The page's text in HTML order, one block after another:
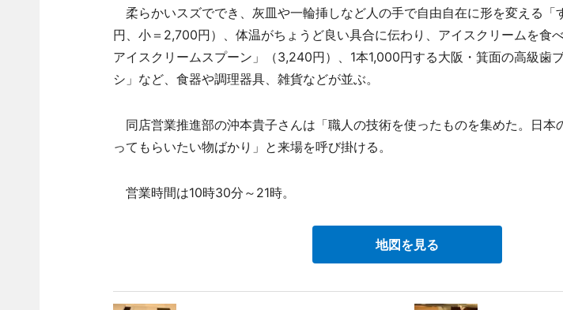
柔らかいスズででき、灰皿や一輪挿しなど人の手で自由自在に形を変える「
円、小＝2,700円）、体温がちょうど良い具合に伝わり、アイスクリームを食
アイスクリームスプーン」（3,240円）、1本1,000円する大阪・箕面の高級歯
シ」など、食器や調理器具、雑貨などが並ぶ。
同店営業推進部の沖本貴子さんは「職人の技術を使ったものを集めた。日本
ってもらいたい物ばかり」と来場を呼び掛ける。
営業時間は10時30分～21時。
地図を見る